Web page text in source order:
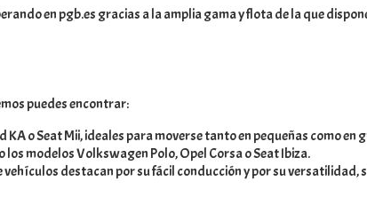
en pgb.es gracias a la amplia gama y flota de la que
puedes encontrar:
KA o Seat Mii, ideales para moverse tanto en pequeñas como en
los modelos Volkswagen Polo, Opel Corsa o Seat Ibiza.
vehículos destacan por su fácil conducción y por su versatilidad,